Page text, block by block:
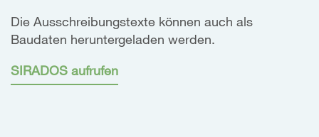
Die Ausschreibungstexte können auch als
Baudaten heruntergeladen werden.
SIRADOS aufrufen